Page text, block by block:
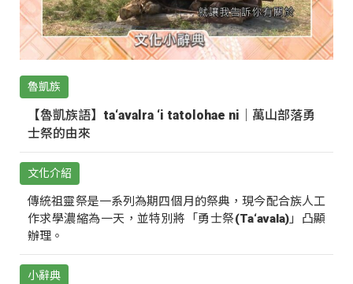
魯凱族
【魯凱族語】ta‘avalra ‘i tatolohae ni｜萬山部落勇
士祭的由來
文化介紹
傳統祖靈祭是一系列為期四個月的祭典，現今配合族人工
作求學濃縮為一天，並特別將「勇士祭(Ta‘avala)」凸顯
辦理。
小辭典